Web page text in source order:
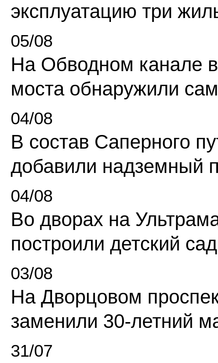
эксплуатацию три
05/08
На Обводном канале
моста обнаружили
04/08
В состав Саперного
добавили надземный
04/08
Во дворах на
построили детский сад
03/08
На Дворцовом
заменили 30-летний
31/07